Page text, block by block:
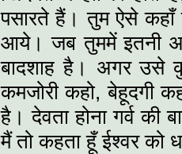
पसारते हैं। तुम ऐसे कहाँ
आये। जब तुममें इतनी
बादशाह है। अगर उसे
कमजोरी कहो, बेहूदगी
है। देवता होना गर्व की
मैं तो कहता हूँ ईश्वर को